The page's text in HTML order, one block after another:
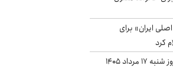
ایران» برای
کرد
۱۴۰۵